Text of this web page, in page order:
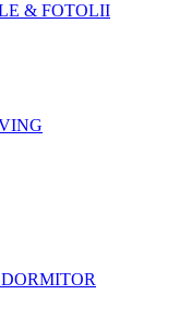
& FOTOLII